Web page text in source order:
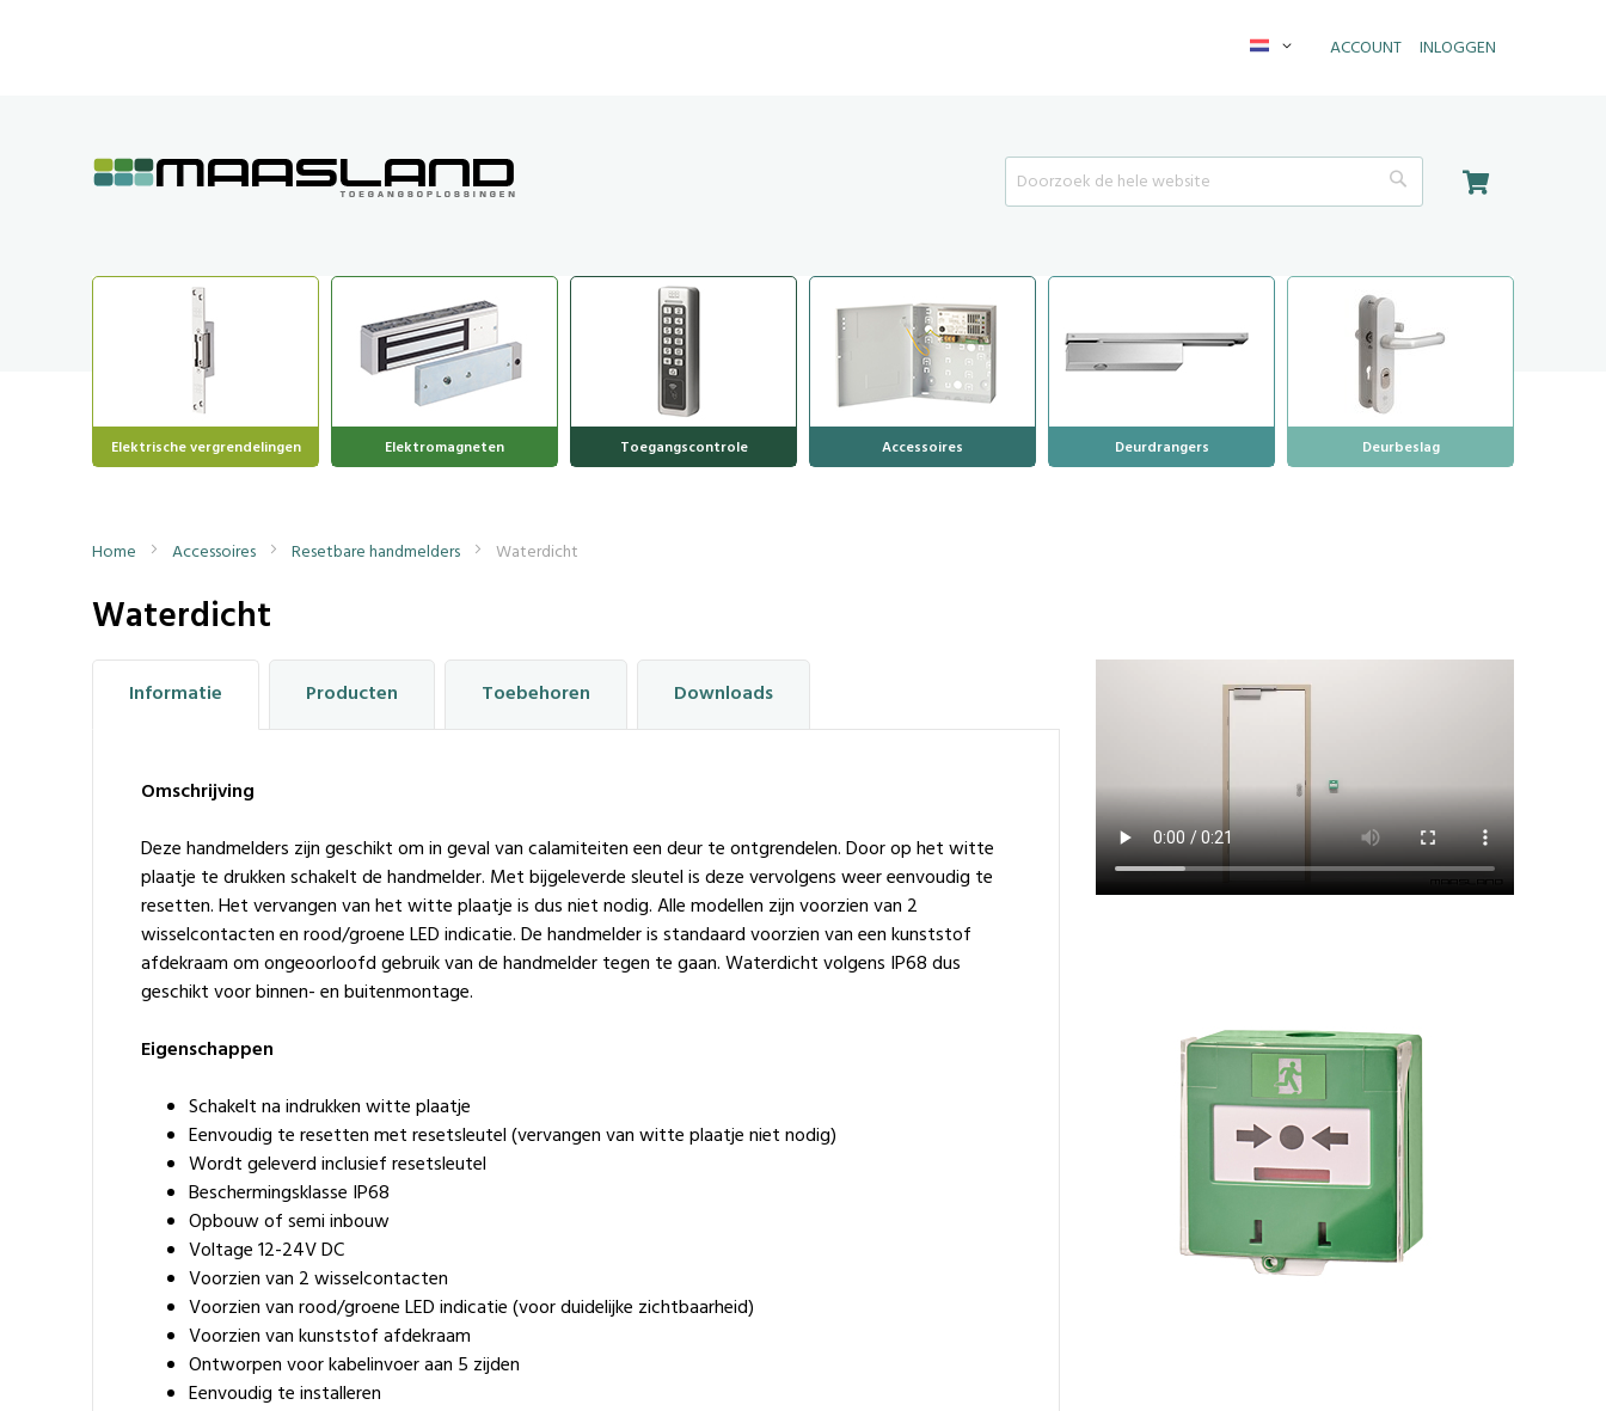
ACCOUNT INLOGGEN
INHOUD
Taal
Search Search
Elektrische vergrendelingen Elektromagneten Toegangscontrole Accessoires Deurdrangers Deurbeslag
Home Accessoires Resetbare handmelders Waterdicht
Waterdicht
Informatie Producten Toebehoren Downloads
Omschrijving
Deze handmelders zijn geschikt om in geval van calamiteiten een deur te ontgrendelen. Door op het witte
plaatje te drukken schakelt de handmelder. Met bijgeleverde sleutel is deze vervolgens weer eenvoudig te
resetten. Het vervangen van het witte plaatje is dus niet nodig. Alle modellen zijn voorzien van 2
wisselcontacten en rood/groene LED indicatie. De handmelder is standaard voorzien van een kunststof
afdekraam om ongeoorloofd gebruik van de handmelder tegen te gaan. Waterdicht volgens IP68 dus
geschikt voor binnen- en buitenmontage.
Eigenschappen
Schakelt na indrukken witte plaatje
Eenvoudig te resetten met resetsleutel (vervangen van witte plaatje niet nodig)
Wordt geleverd inclusief resetsleutel
Beschermingsklasse IP68
Opbouw of semi inbouw
Voltage 12-24V DC
Voorzien van 2 wisselcontacten
Voorzien van rood/groene LED indicatie (voor duidelijke zichtbaarheid)
Voorzien van kunststof afdekraam
Ontworpen voor kabelinvoer aan 5 zijden
Eenvoudig te installeren